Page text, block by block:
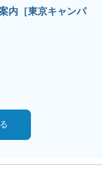
内［東京キャンパ